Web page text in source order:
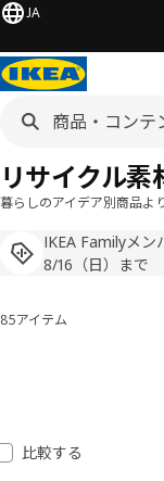
JA
暮らしのアイデア別商品よ
IKEA Familyメン
8/16（日）まで
リサイクル素
並べ替えとフィ
85アイテム
結果リスト
比較する